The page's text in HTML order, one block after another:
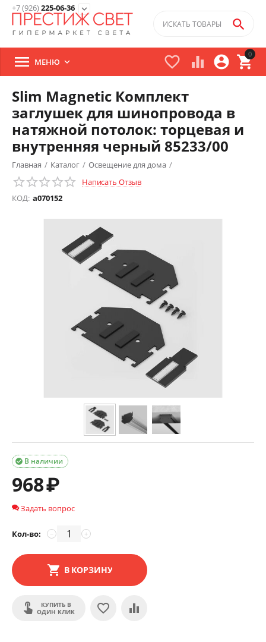
+7 (926)225-06-36 expand_more
0


 

 МЕНЮ 
Slim Magnetic Комплект
заглушек для шинопровода в
натяжной потолок: торцевая и
внутренняя черный 85233/00
Главная / Каталог / Освещение для дома /
Трековые системы освещения / Slim Magnetic
Комплектующие
Написать Отзыв
КОД: a070152
В наличии

968₽
Задать вопрос
Кол-во: +
−
В КОРЗИНУ
КУПИТЬ В
ОДИН КЛИК